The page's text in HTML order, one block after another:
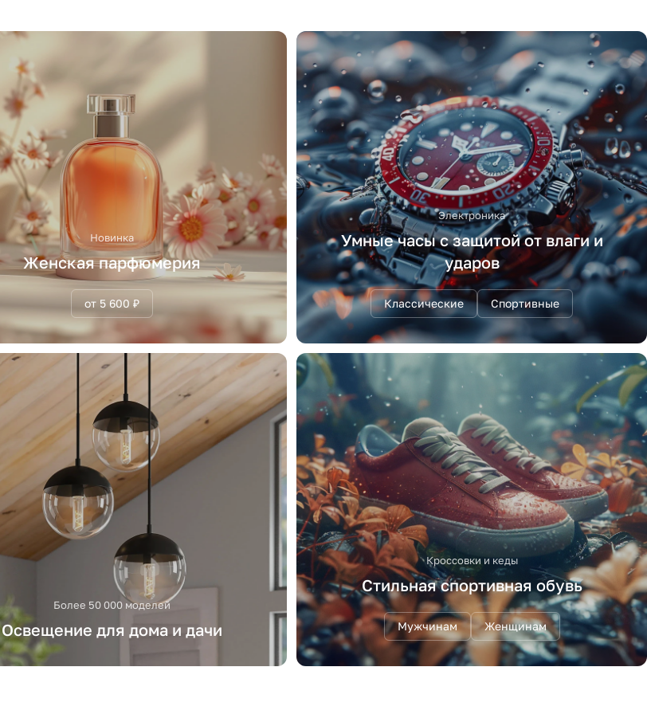
Новинка
Женская парфюмерия
от 5 600 ₽
Электроника
Умные часы с защитой от влаги и
ударов
Классические Спортивные
Более 50 000 моделей
Освещение для дома и дачи
Кроссовки и кеды
Стильная спортивная обувь
Мужчинам Женщинам